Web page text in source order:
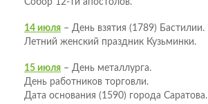
Собор 12-ти апостолов.
14 июля – День взятия (1789) Бастилии.
Летний женский праздник Кузьминки.
15 июля – День металлурга.
День работников торговли.
Дата основания (1590) города Саратова.